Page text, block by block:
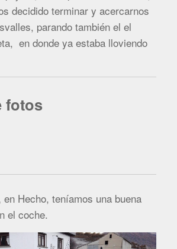
decidido terminar y acercarnos
parando también el el
en donde ya estaba lloviendo
fotos
Hecho, teníamos una buena
el coche.